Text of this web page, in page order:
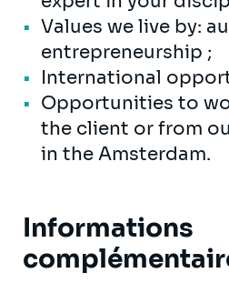
Values we live by:
entrepreneurship ;
International
Opportunities to
the client or from
in the Amsterdam.
Informations